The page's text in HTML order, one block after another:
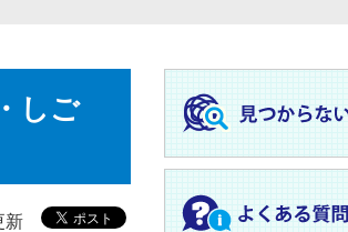
しご
新